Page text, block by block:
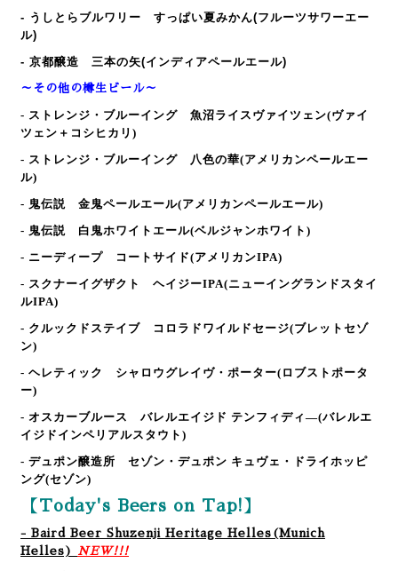
- うしとらブルワリー すっぱい夏みかん(フルーツサワーエー
ル)
- 京都醸造 三本の矢(インディアペールエール)
～その他の樽生ビール～
- ストレンジ・ブルーイング 魚沼ライスヴァイツェン(ヴァイ
ツェン＋コシヒカリ)
- ストレンジ・ブルーイング 八色の華(アメリカンペールエー
ル)
- 鬼伝説 金鬼ペールエール(アメリカンペールエール)
- 鬼伝説 白鬼ホワイトエール(ベルジャンホワイト)
- ニーディープ コートサイド(アメリカンIPA)
- スクナーイグザクト ヘイジーIPA(ニューイングランドスタイ
ルIPA)
- クルックドステイブ コロラドワイルドセージ(ブレットセゾ
ン)
- ヘレティック シャロウグレイヴ・ポーター(ロブストポータ
ー)
- オスカーブルース バレルエイジド テンフィディ―(バレルエ
イジドインペリアルスタウト)
- デュポン醸造所 セゾン・デュポン キュヴェ・ドライホッピ
ング(セゾン)
【Today's Beers on Tap!】
- Baird Beer Shuzenji Heritage Helles(Munich
Helles) NEW!!!